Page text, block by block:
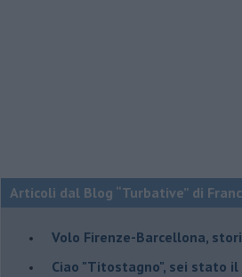
Articoli dal Blog “Turbative” di
Volo Firenze-Barcellona,
Ciao "Titostagno", sei stato il